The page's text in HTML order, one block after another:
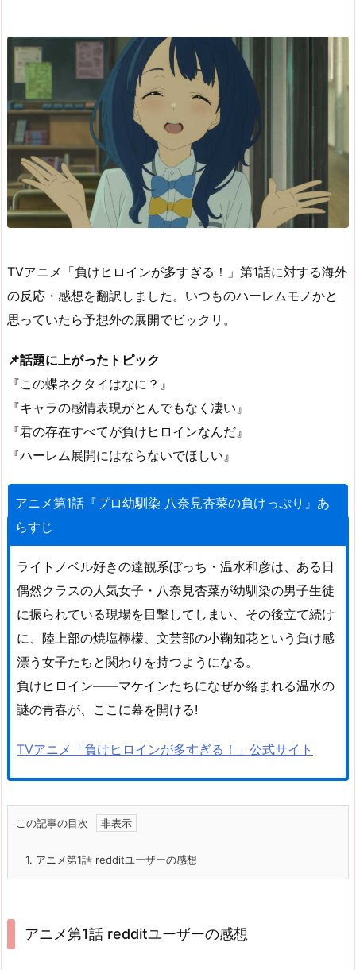
TVアニメ「負けヒロインが多すぎる！」第1話に対する海外
の反応・感想を翻訳しました。いつものハーレムモノかと
思っていたら予想外の展開でビックリ。
📌話題に上がったトピック
『この蝶ネクタイはなに？』
『キャラの感情表現がとんでもなく凄い』
『君の存在すべてが負けヒロインなんだ』
『ハーレム展開にはならないでほしい』
アニメ第1話『プロ幼馴染 八奈見杏菜の負けっぷり』あ
らすじ
ライトノベル好きの達観系ぼっち・温水和彦は、ある日
偶然クラスの人気女子・八奈見杏菜が幼馴染の男子生徒
に振られている現場を目撃してしまい、その後立て続け
に、陸上部の焼塩檸檬、文芸部の小鞠知花という負け感
漂う女子たちと関わりを持つようになる。
負けヒロイン――マケインたちになぜか絡まれる温水の
謎の青春が、ここに幕を開ける!
TVアニメ「負けヒロインが多すぎる！」公式サイト
この記事の目次
1. アニメ第1話 redditユーザーの感想
アニメ第1話 redditユーザーの感想